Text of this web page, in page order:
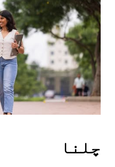
Press
the
escape
button
to
close
the
calendar.
چلنا